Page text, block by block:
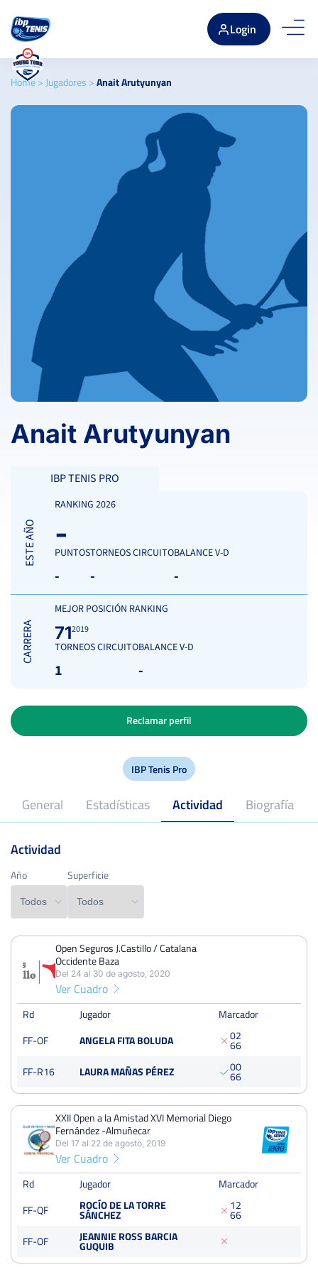
Login
Home> Jugadores >Anait Arutyunyan
Anait Arutyunyan
IBP TENIS PRO
ESTE AÑO
RANKING 2026
-
PUNTOS
-
TORNEOS CIRCUITO
-
BALANCE V-D
-
CARRERA
MEJOR POSICIÓN RANKING
712019
TORNEOS CIRCUITO
1
BALANCE V-D
-
IBP Tenis Pro
General Estadísticas Actividad Biografía
Reclamar perfil
Profesional desde
Año Superficie
PERDIDOSPARTIDOSGANADOS
3
PERDIDOS SETS
4
PERDIDOS JUEGOS
Open Seguros J.Castillo / Catalana Occidente Baza
Del 24 al 30 de agosto, 2020
Octavos
XXII Open a la Amistad XVI Memorial Diego Fernández -
Almuñecar
Del 17 al 22 de agosto, 2019
125 Puntos
dura
Actividad
Año Superficie
Open Seguros J.Castillo / Catalana
Occidente Baza
Del 24 al 30 de agosto, 2020
Ver Cuadro
Rd Jugador
Marcador
FF-OF
ANGELA FITA BOLUDA 0
6
2
6
FF-R16
LAURA MAÑAS PÉREZ 0
6
0
6
XXII Open a la Amistad XVI Memorial Diego
Fernández -Almuñecar
Del 17 al 22 de agosto, 2019
Ver Cuadro
Rd Jugador
Marcador
FF-QF
ROCÍO DE LA TORRE
SÁNCHEZ
1
6
2
6
FF-OF
JEANNIE ROSS BARCIA
GUQUIB